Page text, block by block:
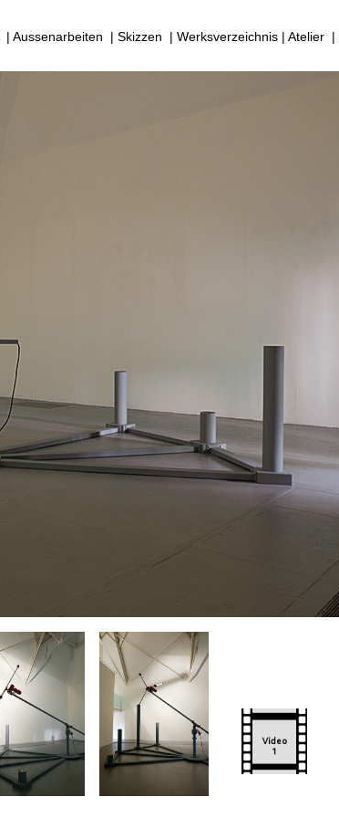
| Aussenarbeiten | Skizzen | Werksverzeichnis | Atelier |